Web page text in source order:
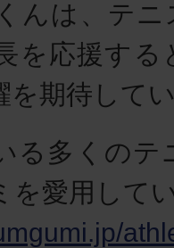
んは、テ
を応援する
を期待して
る多くのテ
を愛用して